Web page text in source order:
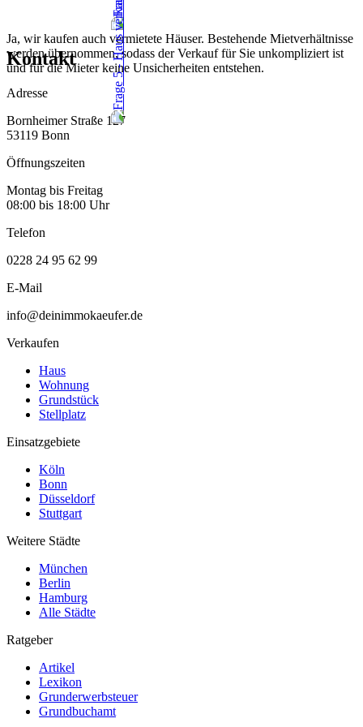
Ja, wir kaufen auch vermietete Häuser. Bestehende Mietverhältnisse
werden übernommen, sodass der Verkauf für Sie unkompliziert ist
und für die Mieter keine Unsicherheiten entstehen.
Kontakt
Adresse
Bornheimer Straße 127
53119 Bonn
Öffnungszeiten
Montag bis Freitag
08:00 bis 18:00 Uhr
Telefon
0228 24 95 62 99
E-Mail
info@deinimmokaeufer.de
Verkaufen
Haus
Wohnung
Grundstück
Stellplatz
Einsatzgebiete
Köln
Bonn
Düsseldorf
Stuttgart
Weitere Städte
München
Berlin
Hamburg
Alle Städte
Ratgeber
Artikel
Lexikon
Grunderwerbsteuer
Grundbuchamt